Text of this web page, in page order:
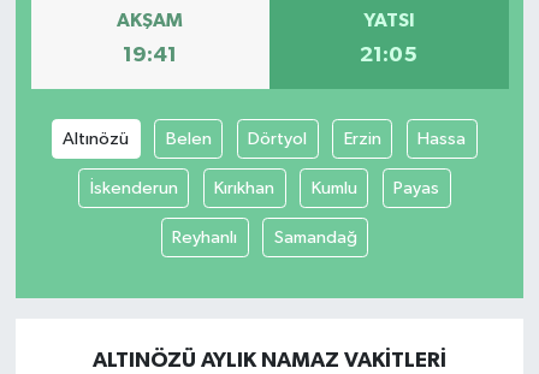
AKŞAM
19:41
YATSI
21:05
Altınözü Belen Dörtyol Erzin Hassa
İskenderun Kırıkhan Kumlu Payas
Reyhanlı Samandağ
ALTINÖZÜ AYLIK NAMAZ VAKITLERI
Havran
KENT GÜNDEMİ
MAGAZİN